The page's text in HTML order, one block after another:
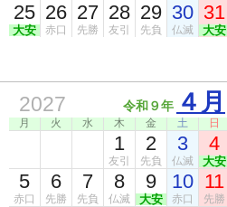
25
大安
26
赤口
27
先勝
28
友引
29
先負
30
仏滅
31
大安
2027 令和９年 ４月
月 火 水 木 金 土 日
1
友引
2
先負
3
仏滅
4
大安
5
赤口
6
先勝
7
先負
8
仏滅
9
大安
10
赤口
11
先勝